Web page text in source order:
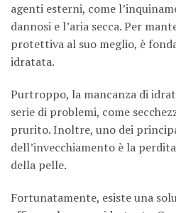
agenti esterni, come
dannosi e l’aria secca. Per
protettiva al suo meglio, è
idratata.
Purtroppo, la mancanza di
serie di problemi, come
prurito. Inoltre, uno dei
dell’invecchiamento è la
della pelle.
Fortunatamente, esiste una